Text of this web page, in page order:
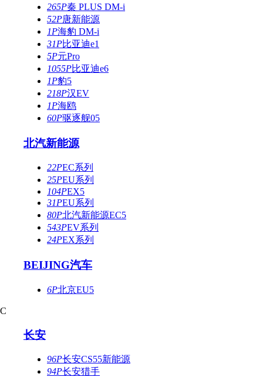
265P秦 PLUS DM-i
52P唐新能源
1P海豹 DM-i
31P比亚迪e1
5P元Pro
1055P比亚迪e6
1P豹5
218P汉EV
1P海鸥
60P驱逐舰05
北汽新能源
22PEC系列
25PEU系列
104PEX5
31PEU系列
80P北汽新能源EC5
543PEV系列
24PEX系列
BEIJING汽车
6P北京EU5
C
长安
96P长安CS55新能源
94P长安猎手